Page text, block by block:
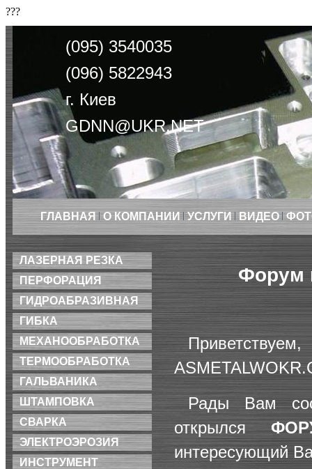
???
(095) 3540035
(096) 5822943
г. Киев
GDNN@UKR.NET
ГЛАВНАЯ О КОМПАНИИ УСЛУГИ ВИДЕО
ЛАЗЕРНАЯ РЕЗКА
ПЕРФОРАЦИЯ
ГИДРОАБРАЗИВНАЯ
ГИБКА
МЕХАНООБРАБОТКА
ТЕРМООБРАБОТКА
ГАЛЬВАНИКА
ШТАМПОВКА
СВАРКА
ЭЛЕКТРОЭРОЗИЯ
ИНСТРУМЕНТ
Форум
Рады Вам
открылся
интересующий